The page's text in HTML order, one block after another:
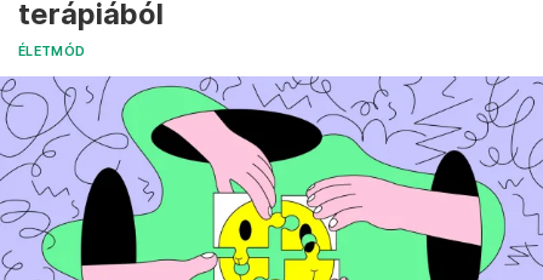
terápiából
ÉLETMÓD